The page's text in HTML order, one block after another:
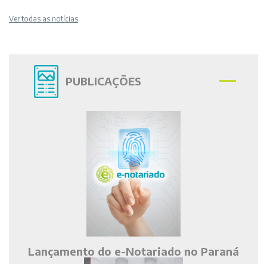
Ver todas as notícias
PUBLICAÇÕES
Lançamento do e-Notariado no Paraná